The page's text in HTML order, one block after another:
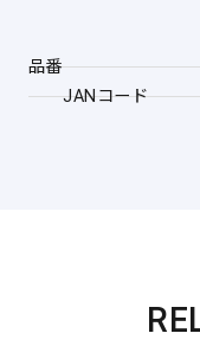
品番
JANコード